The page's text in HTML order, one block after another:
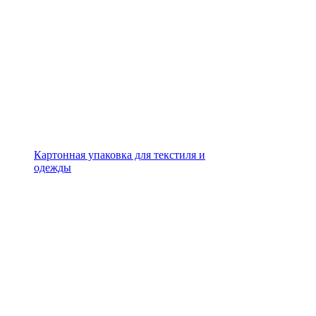
Картонная упаковка для текстиля и
одежды